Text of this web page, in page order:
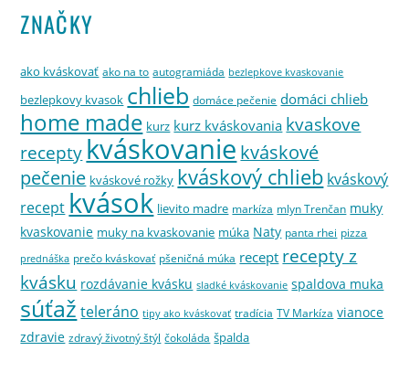
ZNAČKY
ako kváskovať ako na to autogramiáda bezlepkove kvaskovanie
bezlepkovy kvasok chlieb domáce pečenie domáci chlieb
home made kurz kurz kváskovania kvaskove
recepty kváskovanie kváskové
pečenie kváskové rožky kváskový chlieb kváskový
recept kvások lievito madre markíza mlyn Trenčan muky
kvaskovanie muky na kvaskovanie múka Naty panta rhei pizza
prednáška prečo kváskovať pšeničná múka recept recepty z
kvásku rozdávanie kvásku sladké kváskovanie spaldova muka
súťaž teleráno tipy ako kváskovať tradícia TV Markíza vianoce
zdravie zdravý životný štýl čokoláda špalda